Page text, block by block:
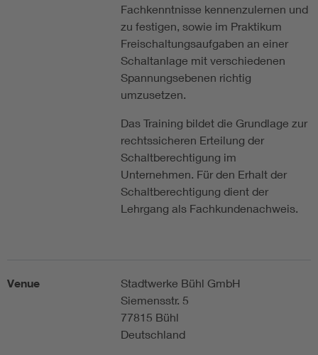
Fachkenntnisse kennenzulernen und
zu festigen, sowie im Praktikum
Freischaltungsaufgaben an einer
Schaltanlage mit verschiedenen
Spannungsebenen richtig
umzusetzen.
Das Training bildet die Grundlage zur
rechtssicheren Erteilung der
Schaltberechtigung im
Unternehmen. Für den Erhalt der
Schaltberechtigung dient der
Lehrgang als Fachkundenachweis.
Venue
Stadtwerke Bühl GmbH
Siemensstr. 5
77815 Bühl
Deutschland